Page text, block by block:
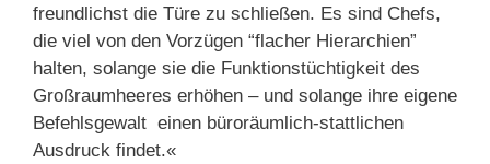
freundlichst die Türe zu schließen. Es sind Chefs,
die viel von den Vorzügen “flacher Hierarchien”
halten, solange sie die Funktionstüchtigkeit des
Großraumheeres erhöhen – und solange ihre eigene
Befehlsgewalt einen büroräumlich-stattlichen
Ausdruck findet.«